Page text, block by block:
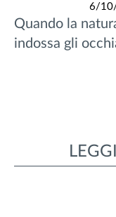
6/
Quando la
indossa gli
LEGGI